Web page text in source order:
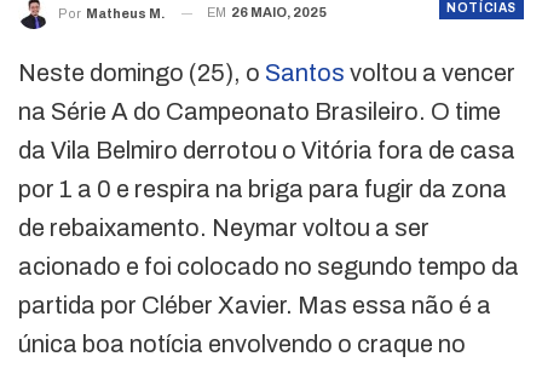
NOTÍCIAS
Por Matheus M. EM 26 MAIO, 2025
Neste domingo (25), o Santos voltou a vencer
na Série A do Campeonato Brasileiro. O time
da Vila Belmiro derrotou o Vitória fora de casa
por 1 a 0 e respira na briga para fugir da zona
de rebaixamento. Neymar voltou a ser
acionado e foi colocado no segundo tempo da
partida por Cléber Xavier. Mas essa não é a
única boa notícia envolvendo o craque no